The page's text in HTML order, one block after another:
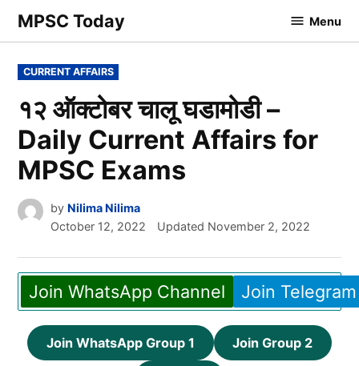
SkipMPSC Today Menu
POSTED
IN
CURRENT AFFAIRS
१२ ऑक्टोबर चालू घडामोडी –
Daily Current Affairs for
MPSC Exams
by Nilima Nilima
October 12, 2022
Updated November 2, 2022
Join WhatsApp Channel Join
Join WhatsApp Group 1 Join Group 2